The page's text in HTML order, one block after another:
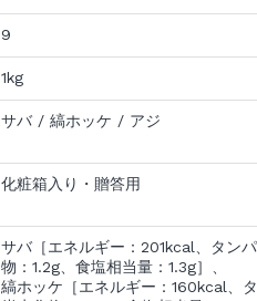
9
1kg
サバ / 縞ホッケ / アジ
化粧箱入り・贈答用
サバ［エネルギー：201kcal、タン
物：1.2g、食塩相当量：1.3g］、
縞ホッケ［エネルギー：160kcal、